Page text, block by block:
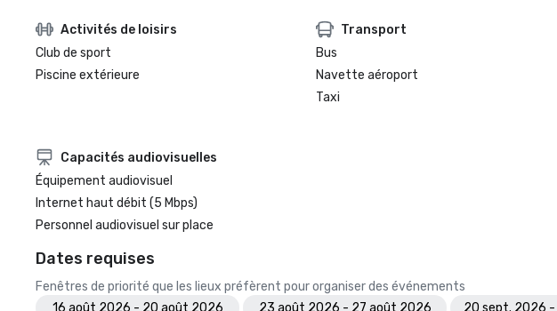
Activités de loisirs
Club de sport
Piscine extérieure
Transport
Bus
Navette aéroport
Taxi
Capacités audiovisuelles
Équipement audiovisuel
Internet haut débit (5 Mbps)
Personnel audiovisuel sur place
Dates requises
Fenêtres de priorité que les lieux préfèrent pour organiser des événements
16 août 2026 - 20 août 2026
23 août 2026 - 27 août 2026 20 sept. 2026